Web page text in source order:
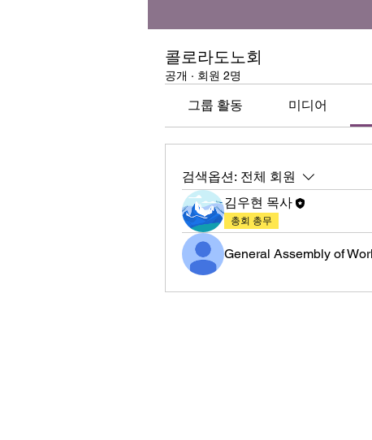
콜로라도노회
공개 · 회원 2명
그룹 활동 미디어
검색옵션: 전체 회원
김우현 목사
총회 총무
General Assembly of